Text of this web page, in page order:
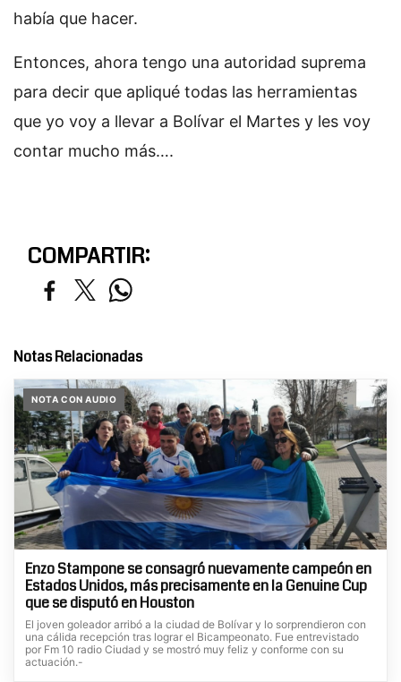
había que hacer.
Entonces, ahora tengo una autoridad suprema
para decir que apliqué todas las herramientas
que yo voy a llevar a Bolívar el Martes y les voy
contar mucho más….
COMPARTIR:
Notas Relacionadas
NOTA CON AUDIO
Enzo Stampone se consagró nuevamente campeón en
Estados Unidos, más precisamente en la Genuine Cup
que se disputó en Houston
El joven goleador arribó a la ciudad de Bolívar y lo sorprendieron con
una cálida recepción tras lograr el Bicampeonato. Fue entrevistado
por Fm 10 radio Ciudad y se mostró muy feliz y conforme con su
actuación.-